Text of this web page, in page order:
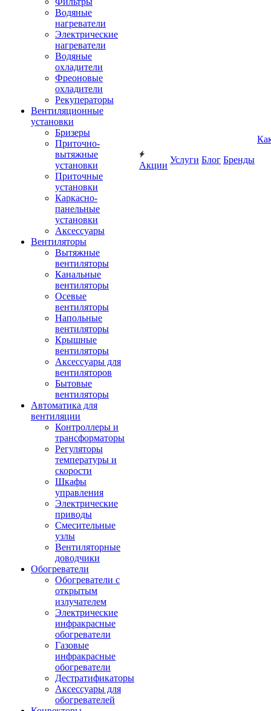
Водяные
нагреватели
Электрические
нагреватели
Водяные
охладители
Фреоновые
охладители
Рекуператоры
Вентиляционные
установки
Бризеры
Приточно-
вытяжные
установки
Приточные
установки
Каркасно-
панельные
установки
Аксессуары
Вентиляторы
Вытяжные
вентиляторы
Канальные
вентиляторы
Осевые
вентиляторы
Напольные
вентиляторы
Крышные
вентиляторы
Аксессуары для
вентиляторов
Бытовые
вентиляторы
Автоматика для
вентиляции
Контроллеры и
трансформаторы
Регуляторы
температуры и
скорости
Шкафы
управления
Электрические
приводы
Смесительные
узлы
Вентиляторные
доводчики
Обогреватели
Обогреватели с
открытым
излучателем
Электрические
инфракрасные
обогреватели
Газовые
инфракрасные
обогреватели
Дестратификаторы
Аксессуары для
обогревателей
Акции
Услуги Блог Бренды